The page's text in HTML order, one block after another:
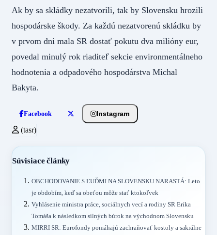
Ak by sa skládky nezatvorili, tak by Slovensku hrozili
hospodárske škody. Za každú nezatvorenú skládku by
v prvom dni mala SR dostať pokutu dva milióny eur,
povedal minulý rok riaditeľ sekcie environmentálneho
hodnotenia a odpadového hospodárstva Michal
Bakyta.
Facebook Instagram
(tasr)
Súvisiace články
OBCHODOVANIE S ĽUĎMI NA SLOVENSKU NARASTÁ: Leto
je obdobím, keď sa obeťou môže stať ktokoľvek
Vyhlásenie ministra práce, sociálnych vecí a rodiny SR Erika
Tomáša k následkom silných búrok na východnom Slovensku
MIRRI SR: Eurofondy pomáhajú zachraňovať kostoly a sakrálne